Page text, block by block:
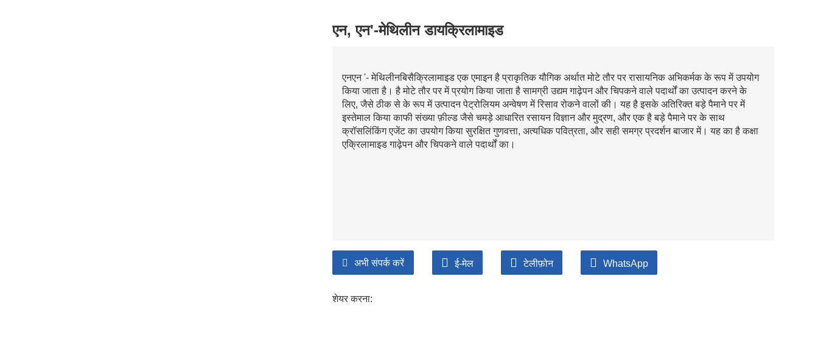
एन, एन'-मेथिलीन डायक्रिलामाइड
एनएन '- मेथिलीनबिसैक्रिलामाइड एक एमाइन है प्राकृतिक यौगिक अर्थात मोटे तौर पर रासायनिक अभिकर्मक के रूप में उपयोग
किया जाता है। है मोटे तौर पर में प्रयोग किया जाता है सामग्री उद्यम गाढ़ेपन और चिपकने वाले पदार्थों का उत्पादन करने के
लिए, जैसे ठीक से के रूप में उत्पादन पेट्रोलियम अन्वेषण में रिसाव रोकने वालों की। यह है इसके अतिरिक्त बड़े पैमाने पर में
इस्तेमाल किया काफी संख्या फ़ील्ड जैसे चमड़े आधारित रसायन विज्ञान और मुद्रण, और एक है बड़े पैमाने पर के साथ
क्रॉसलिंकिंग एजेंट का उपयोग किया सुरक्षित गुणवत्ता, अत्यधिक पवित्रता, और सही समग्र प्रदर्शन बाजार में। यह का है कक्षा
एक्रिलामाइड गाढ़ेपन और चिपकने वाले पदार्थों का।
अभी संपर्क करें ई-मेल टेलीफ़ोन WhatsApp
शेयर करना: